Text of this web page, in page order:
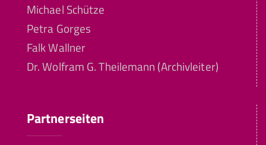
Michael Schütze
Petra Gorges
Falk Wallner
Dr. Wolfram G. Theilemann (Archivleiter)
Partnerseiten